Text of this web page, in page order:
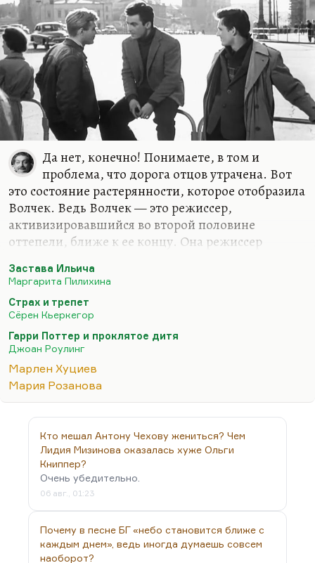
Да нет, конечно! Понимаете, в том и
проблема, что дорога отцов утрачена. Вот
это состояние растерянности, которое отобразила
Волчек. Ведь Волчек — это режиссер,
активизировавшийся во второй половине
оттепели, ближе к ее концу. Она режиссер
отчаяния. Меня один ребенок на моем курсе
зарубежки спросил:
экзистенциальные ощущения всегда сопряжены с
тоской и тревогой?»
своим «я», это всегда тревога, «Страх и трепет»
кьеркегоровский — кстати, книга довольно
важная. Ощущение своего «я» — это всегда
ощущение трагическое, и ощущение
«Застава…
Застава Ильича
Маргарита Пилихина
Страх и трепет
Сёрен Кьеркегор
Гарри Поттер и проклятое дитя
Джоан Роулинг
Марлен Хуциев
Мария Розанова
Кто мешал Антону Чехову жениться? Чем
Лидия Мизинова оказалась хуже Ольги
Книппер?
Очень убедительно.
06 авг., 01:23
Почему в песне БГ «небо становится ближе с
каждым днем», ведь иногда думаешь совсем
наоборот?